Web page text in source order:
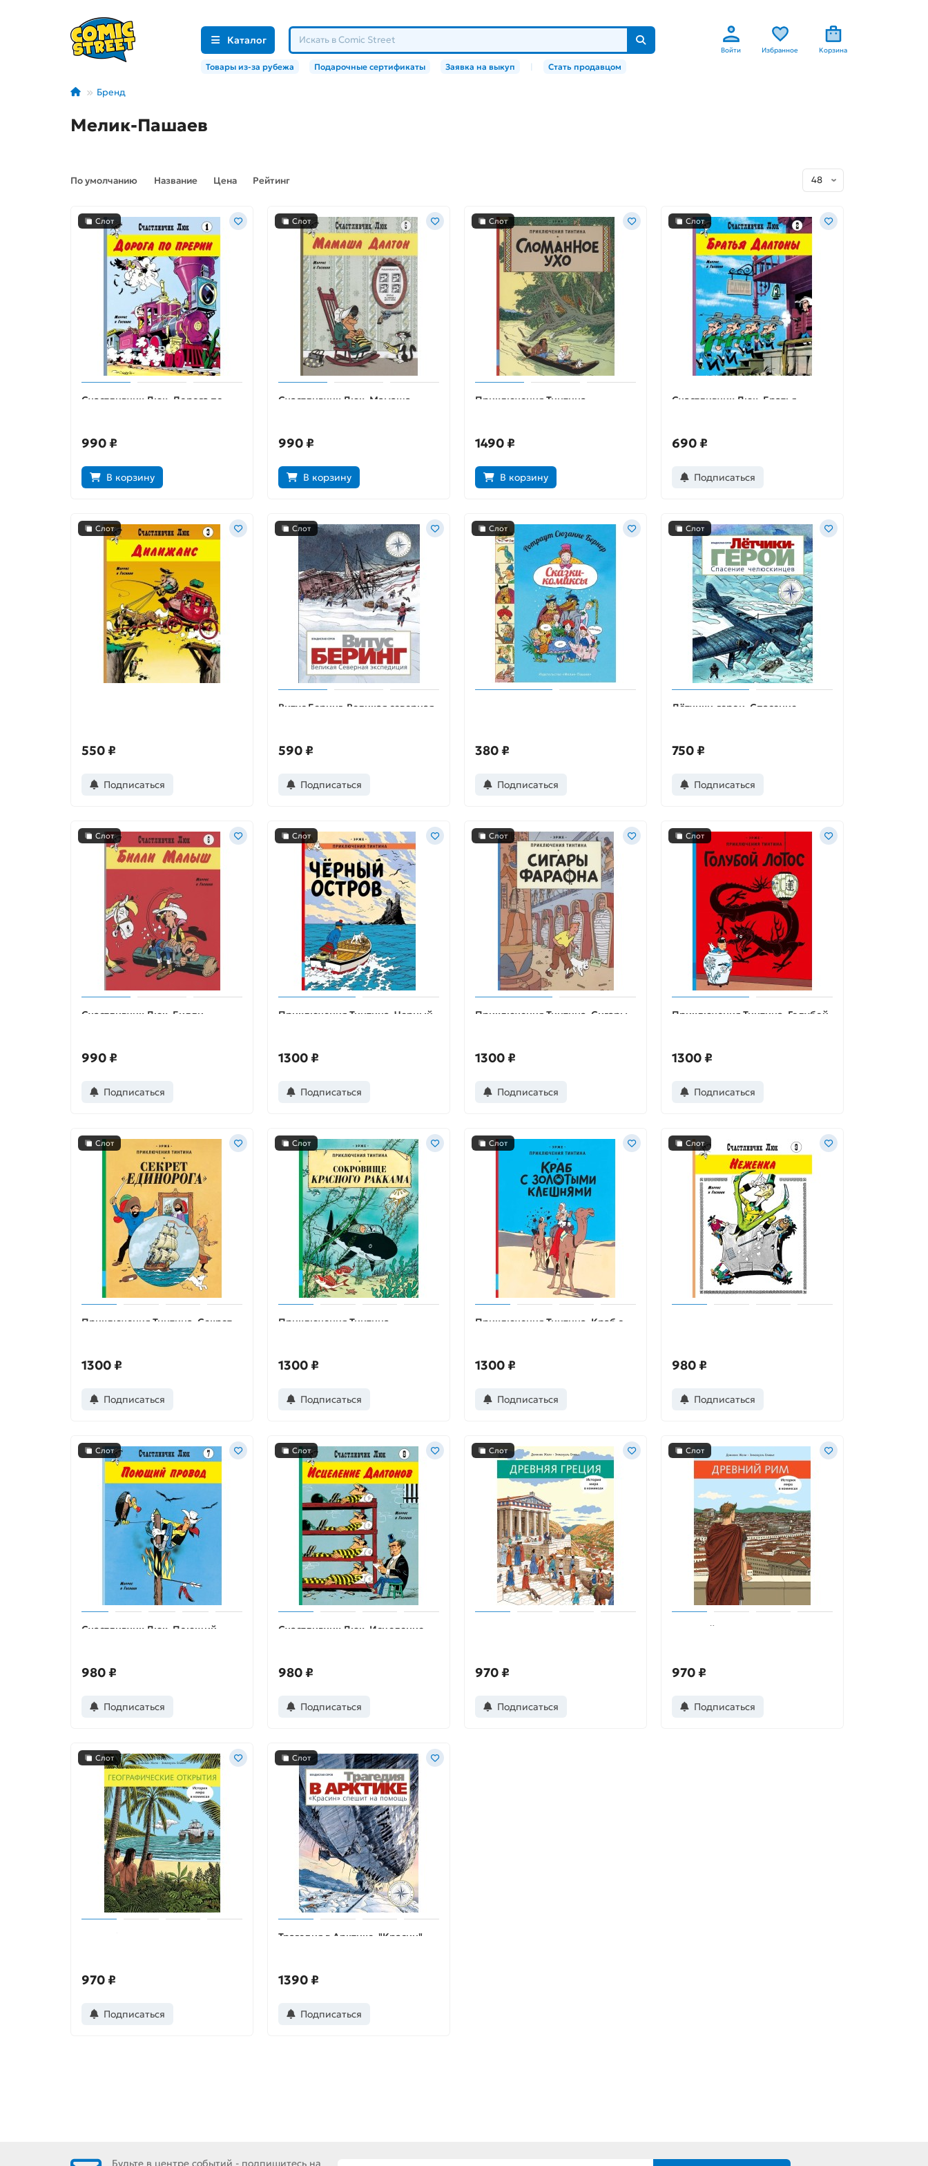
Каталог
Войти Избранное Корзина
Товары из-за рубежа Подарочные сертификаты Заявка на выкуп Стать продавцом
Бренд
Мелик-Пашаев
По умолчанию Название Цена Рейтинг
Слот
Счастливчик Люк. Дорога по
990 ₽
В корзину
Слот
Счастливчик Люк. Мамаша
990 ₽
В корзину
Слот
Приключения Тинтина.
1490 ₽
В корзину
Слот
Счастливчик Люк. Братья
690 ₽
Подписаться
Слот
550 ₽
Подписаться
Слот
Витус Беринг. Великая северная
590 ₽
Подписаться
Слот
380 ₽
Подписаться
Слот
Лётчики-герои. Спасение
750 ₽
Подписаться
Слот
Счастливчик Люк. Билли
990 ₽
Подписаться
Слот
Приключения Тинтина. Черный
1300 ₽
Подписаться
Слот
Приключения Тинтина. Сигары
1300 ₽
Подписаться
Слот
Приключения Тинтина. Голубой
1300 ₽
Подписаться
Слот
Приключения Тинтина. Секрет
1300 ₽
Подписаться
Слот
Приключения Тинтина.
1300 ₽
Подписаться
Слот
Приключения Тинтина. Краб с
1300 ₽
Подписаться
Слот
980 ₽
Подписаться
Слот
Счастливчик Люк. Поющий
980 ₽
Подписаться
Слот
Счастливчик Люк. Исцеление
980 ₽
Подписаться
Слот
970 ₽
Подписаться
Слот
Древний Рим
970 ₽
Подписаться
Слот
970 ₽
Подписаться
Слот
Трагедия в Арктике. "Красин"
1390 ₽
Подписаться
Будьте в центре событий - подпишитесь на